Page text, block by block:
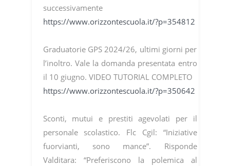
successivamente
https://www.orizzontescuola.it/?p=354812
Graduatorie GPS 2024/26, ultimi giorni per
l’inoltro. Vale la domanda presentata entro
il 10 giugno. VIDEO TUTORIAL COMPLETO
https://www.orizzontescuola.it/?p=350642
Sconti, mutui e prestiti agevolati per il
personale scolastico. Flc Cgil: “Iniziative
fuorvianti, sono mance”. Risponde
Valditara: “Preferiscono la polemica al